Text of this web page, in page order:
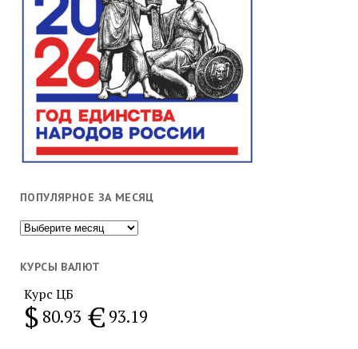
ПОПУЛЯРНОЕ ЗА МЕСЯЦ
Популярное
месяц
КУРСЫ ВАЛЮТ
Курс ЦБ
$ 80.93 € 93.19